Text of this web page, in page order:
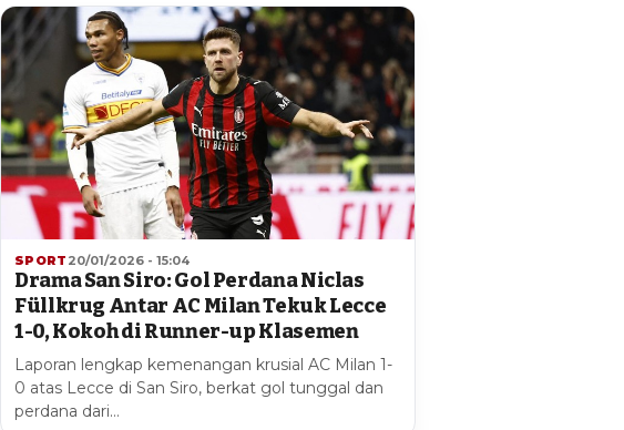
SPORT 20/01/2026 - 15:04
Drama San Siro: Gol Perdana Niclas
Füllkrug Antar AC Milan Tekuk Lecce
1-0, Kokoh di Runner-up Klasemen
Laporan lengkap kemenangan krusial AC Milan 1-
0 atas Lecce di San Siro, berkat gol tunggal dan
perdana dari…